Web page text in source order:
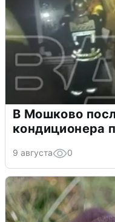
В Мошково
кондиционера
9 августа 0